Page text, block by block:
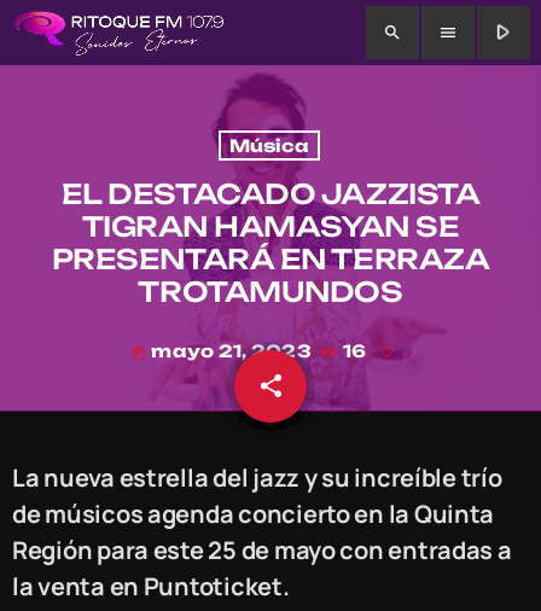
search menu play_arrow
Música
EL DESTACADO JAZZISTA
TIGRAN HAMASYAN SE
PRESENTARÁ EN TERRAZA
TROTAMUNDOS
today mayo 21, 2023 16
share
email
La nueva estrella del jazz y su increíble trío
de músicos agenda concierto en la Quinta
Región para este 25 de mayo con entradas a
la venta en Puntoticket.